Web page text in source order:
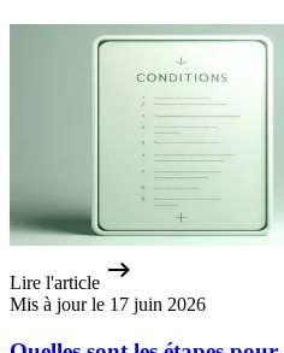
Lire l'article
Mis à jour le 17 juin 2026